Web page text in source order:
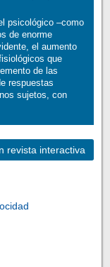
psicológico –como
de enorme
el aumento
que
de las
respuestas
sujetos, con
revista interactiva